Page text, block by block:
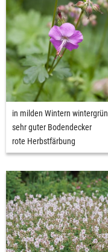
in milden Wintern wintergrün
sehr guter Bodendecker
rote Herbstfärbung